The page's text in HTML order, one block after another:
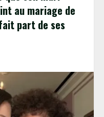
au mariage de
part de ses